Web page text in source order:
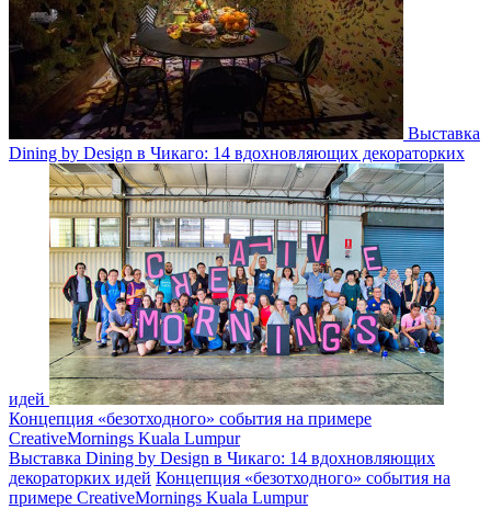
Выставка
Dining by Design в Чикаго: 14 вдохновляющих декораторких
идей
Концепция «безотходного» события на примере
CreativeMornings Kuala Lumpur
Выставка Dining by Design в Чикаго: 14 вдохновляющих
декораторких идей Концепция «безотходного» события на
примере CreativeMornings Kuala Lumpur